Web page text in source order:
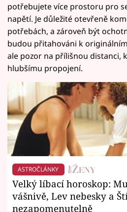
potřebujete více prostoru pro
napětí. Je důležité otevřeně
potřebách, a zároveň být
budou přitahováni k
ale pozor na přílišnou distanci,
hlubšímu propojení.
ASTROČLÁNKY
Velký líbací horoskop:
vášnivě, Lev nebesky a
nezapomenutelně